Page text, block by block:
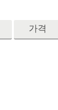
가격